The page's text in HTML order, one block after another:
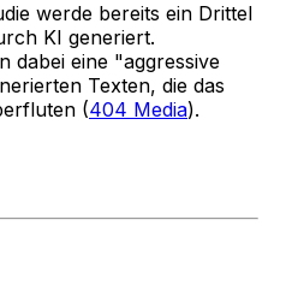
werde bereits ein Drittel
KI generiert.
dabei eine "aggressive
Texten, die das
(404 Media).